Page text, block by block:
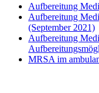
Aufbereitung
Aufbereitung
(September 2021)
Aufbereitung
MRSA im